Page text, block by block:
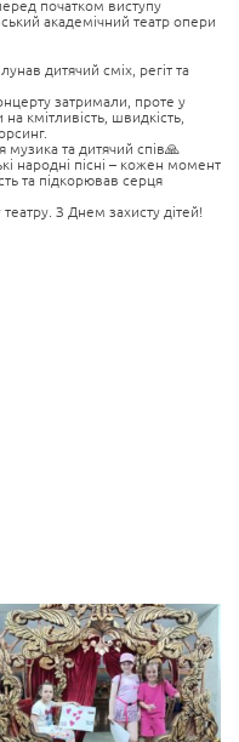
початком виступу
академічний театр опери
дитячий сміх, регіт та
затримали, проте у
кмітливість, швидкість,
музика та дитячий спів🙏
народні пісні – кожен момент
та підкорював серця
З Днем захисту дітей!